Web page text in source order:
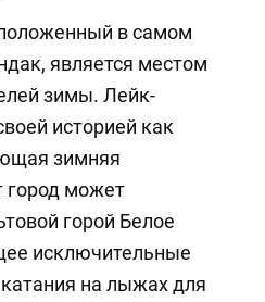
в самом
является местом
зимы. Лейк-
историей как
зимняя
город может
горой Белое
исключительные
на лыжах для